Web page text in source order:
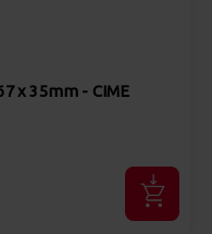
x 35mm - CIME